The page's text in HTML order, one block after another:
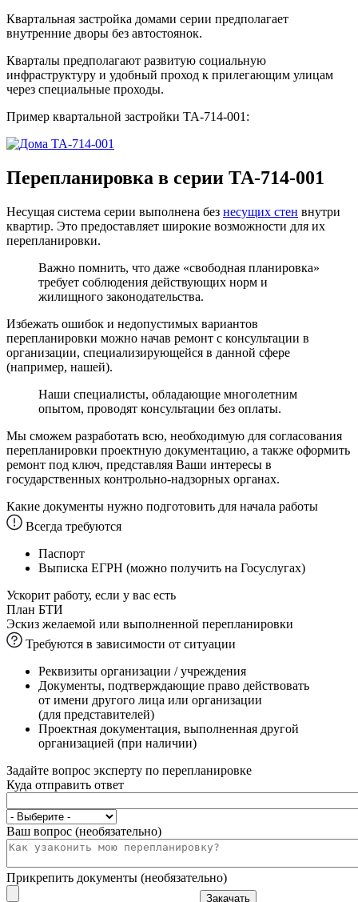
Квартальная застройка домами серии предполагает
внутренние дворы без автостоянок.
Кварталы предполагают развитую социальную
инфраструктуру и удобный проход к прилегающим улицам
через специальные проходы.
Пример квартальной застройки ТА-714-001:
Перепланировка в серии ТА-714-001
Несущая система серии выполнена без несущих стен внутри
квартир. Это предоставляет широкие возможности для их
перепланировки.
Важно помнить, что даже «свободная планировка»
требует соблюдения действующих норм и
жилищного законодательства.
Избежать ошибок и недопустимых вариантов
перепланировки можно начав ремонт с консультации в
организации, специализирующейся в данной сфере
(например, нашей).
Наши специалисты, обладающие многолетним
опытом, проводят консультации без оплаты.
Мы сможем разработать всю, необходимую для согласования
перепланировки проектную документацию, а также оформить
ремонт под ключ, представляя Ваши интересы в
государственных контрольно-надзорных органах.
Какие документы нужно подготовить для начала работы
Всегда требуются
Паспорт
Выписка ЕГРН (можно получить на Госуслугах)
Ускорит работу, если у вас есть
План БТИ
Эскиз желаемой или выполненной перепланировки
Требуются в зависимости от ситуации
Реквизиты организации / учреждения
Документы, подтверждающие право действовать
от имени другого лица или организации
(для представителей)
Проектная документация, выполненная другой
организацией (при наличии)
Задайте вопрос эксперту по перепланировке
Куда отправить ответ
Ваш вопрос (необязательно)
Прикрепить документы (необязательно)
Закачать